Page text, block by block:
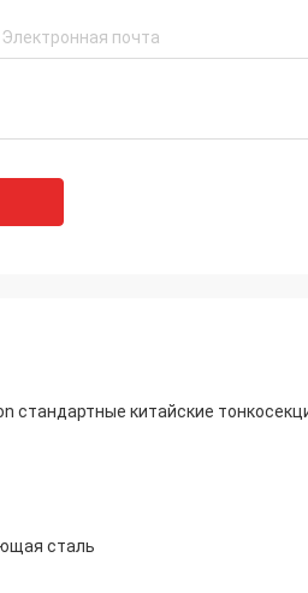
стандартные китайские
сталь